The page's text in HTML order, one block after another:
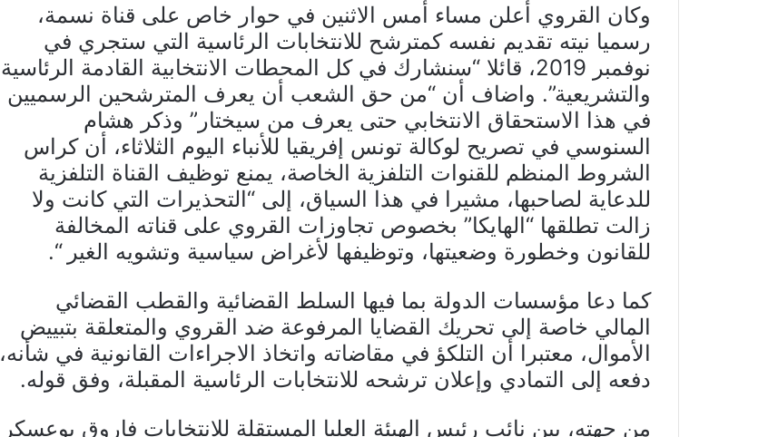
وكان القروي أعلن مساء أمس الاثنين في حوار خاص على قناة نسمة،
رسميا نيته تقديم نفسه كمترشح للانتخابات الرئاسية التي ستجري في
نوفمبر 2019، قائلا “سنشارك في كل المحطات الانتخابية القادمة الرئاسية
والتشريعية”. واضاف أن “من حق الشعب أن يعرف المترشحين الرسميين
في هذا الاستحقاق الانتخابي حتى يعرف من سيختار” وذكر هشام
السنوسي في تصريح لوكالة تونس إفريقيا للأنباء اليوم الثلاثاء، أن كراس
الشروط المنظم للقنوات التلفزية الخاصة، يمنع توظيف القناة التلفزية
للدعاية لصاحبها، مشيرا في هذا السياق، إلى “التحذيرات التي كانت ولا
زالت تطلقها “الهايكا” بخصوص تجاوزات القروي على قناته المخالفة
للقانون وخطورة وضعيتها، وتوظيفها لأغراض سياسية وتشويه الغير “.
كما دعا مؤسسات الدولة بما فيها السلط القضائية والقطب القضائي
المالي خاصة إلى تحريك القضايا المرفوعة ضد القروي والمتعلقة بتبييض
الأموال، معتبرا أن التلكؤ في مقاضاته واتخاذ الاجراءات القانونية في شأنه،
دفعه إلى التمادي وإعلان ترشحه للانتخابات الرئاسية المقبلة، وفق قوله.
من جهته، بين نائب رئيس الهيئة العليا المستقلة للانتخابات فاروق بوعسكر